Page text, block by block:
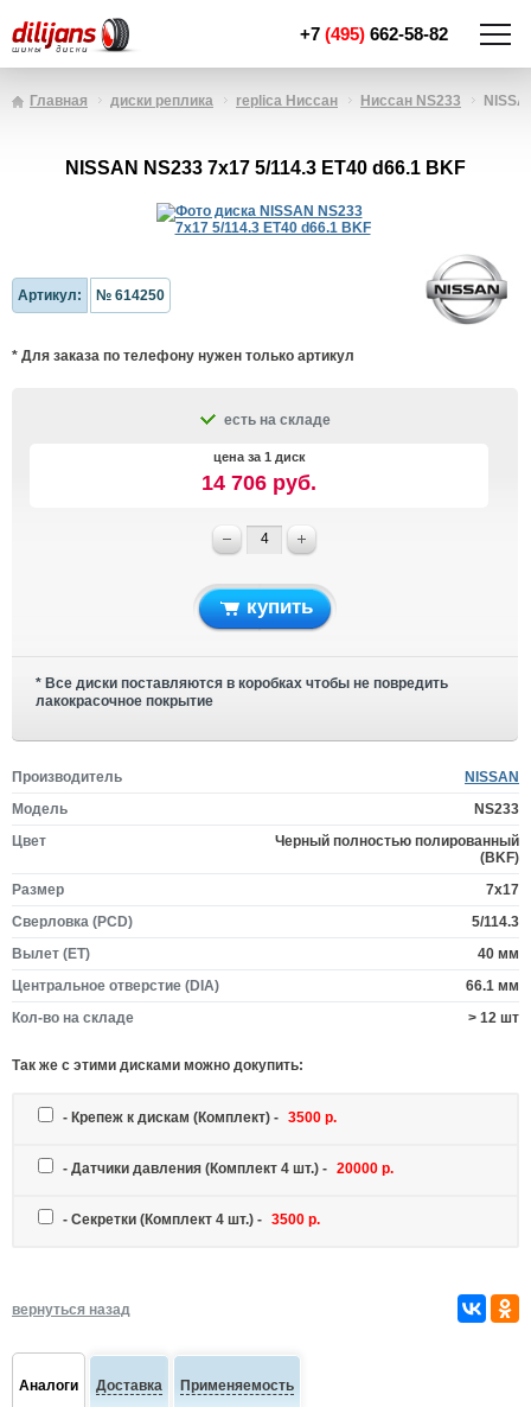
+7 (495) 662-58-82
Главная диски реплика replica Ниссан Ниссан NS233
NISSAN NS233 7x17 5/114.3 ET40 d66.1 BKF
Артикул: № 614250
* Для заказа по телефону нужен только артикул
есть на складе
цена за 1 диск
14 706 руб.
купить
* Все диски поставляются в коробках чтобы не повредить
лакокрасочное покрытие
Производитель
NISSAN
Модель
NS233
Цвет
Черный полностью полированный
(BKF)
Размер
7x17
Сверловка (PCD)
5/114.3
Вылет (ET)
40 мм
Центральное отверстие (DIA)
66.1 мм
Кол-во на складе
> 12 шт
Так же c этими дисками можно докупить:
- Крепеж к дискам (Комплект) - 3500 р.
- Датчики давления (Комплект 4 шт.) - 20000 р.
- Секретки (Комплект 4 шт.) - 3500 р.
вернуться назад
Аналоги Доставка Применяемость